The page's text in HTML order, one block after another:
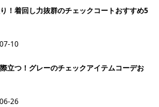
！着回し力抜群のチェックコートおすすめ5
10
立つ！グレーのチェックアイテムコーデお
26